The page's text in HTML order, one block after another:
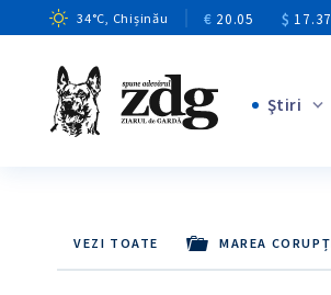
34°C, Chișinău € 20.05 $ 17.37
Ştiri
VEZI TOATE MAREA